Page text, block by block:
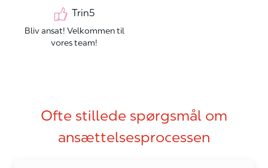
Trin5
Bliv ansat! Velkommen til
vores team!
Ofte stillede spørgsmål om
ansættelsesprocessen